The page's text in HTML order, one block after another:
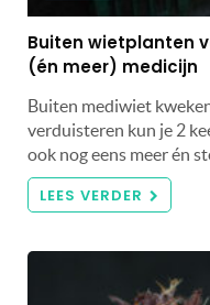
Buiten wietplanten
(én meer) medicijn
Buiten mediwiet
verduisteren kun je 2
ook nog eens meer én
LEES VERDER